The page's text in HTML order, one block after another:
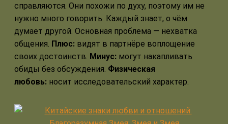
справляются. Они похожи по духу, поэтому им не
нужно много говорить. Каждый знает, о чём
думает другой. Основная проблема — нехватка
общения. Плюс: видят в партнёре воплощение
своих достоинств. Минус: могут накапливать
обиды без обсуждения. Физическая
любовь: носит исследовательский характер.